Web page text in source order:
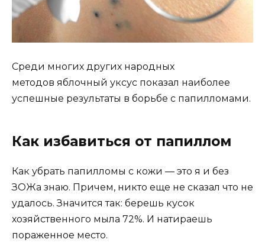
Среди многих других народных
методов яблочный уксус показал наиболее
успешные результаты в борьбе с папилломами.
Как избавиться oт папиллoм
Как убрать папиллoмы с кожи — это я и без
ЗОЖа знаю. Причем, никто eще не сказал что не
удалось. Значится так: берешь кусок
хозяйственного мыла 72%. И натираешь
пораженное место.